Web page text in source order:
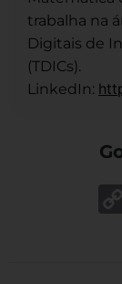
trabalha na
Digitais de
(TDICs).
LinkedIn: